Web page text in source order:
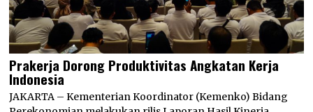
Prakerja Dorong Produktivitas Angkatan Kerja
Indonesia
JAKARTA – Kementerian Koordinator (Kemenko) Bidang